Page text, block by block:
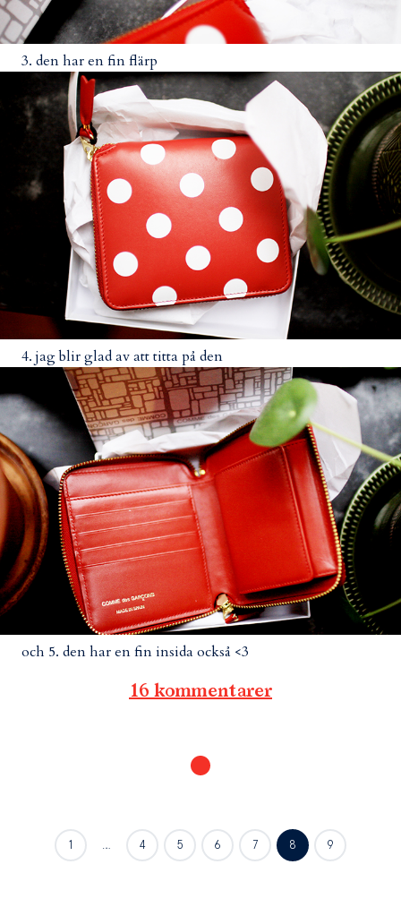
3. den har en fin flärp
4. jag blir glad av att titta på den
och 5. den har en fin insida också <3
16 kommentarer
1 … 4 5 6 7 8 9